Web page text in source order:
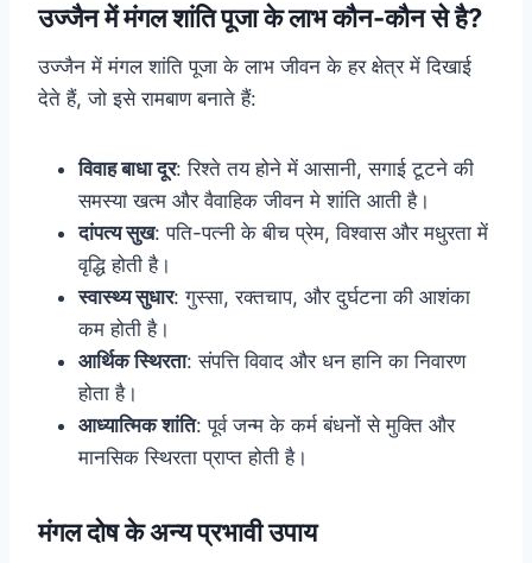
उज्जैन में मंगल शांति पूजा के लाभ कौन-कौन से है?
उज्जैन में मंगल शांति पूजा के लाभ जीवन के हर क्षेत्र में दिखाई
देते हैं, जो इसे रामबाण बनाते हैं:
विवाह बाधा दूर: रिश्ते तय होने में आसानी, सगाई टूटने की
समस्या खत्म और वैवाहिक जीवन मे शांति आती है।
दांपत्य सुख: पति-पत्नी के बीच प्रेम, विश्वास और मधुरता में
वृद्धि होती है।
स्वास्थ्य सुधार: गुस्सा, रक्तचाप, और दुर्घटना की आशंका
कम होती है।
आर्थिक स्थिरता: संपत्ति विवाद और धन हानि का निवारण
होता है।
आध्यात्मिक शांति: पूर्व जन्म के कर्म बंधनों से मुक्ति और
मानसिक स्थिरता प्राप्त होती है।
मंगल दोष के अन्य प्रभावी उपाय